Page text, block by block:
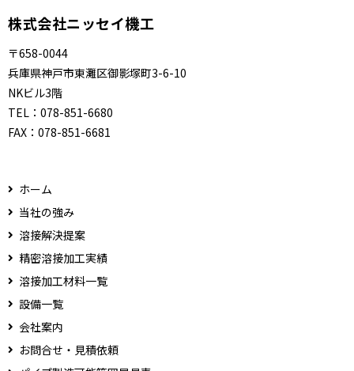
株式会社ニッセイ機工
〒658-0044
兵庫県神戸市東灘区御影塚町3-6-10
NKビル3階
TEL： 078-851-6680
FAX： 078-851-6681
ホーム
当社の強み
溶接解決提案
精密溶接加工実績
溶接加工材料一覧
設備一覧
会社案内
お問合せ・見積依頼